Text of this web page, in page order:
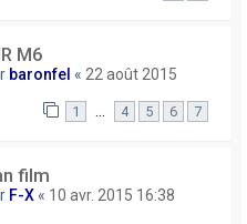
M6
baronfel « 22 août 2015
1 … 4 5 6 7
film
F-X « 10 avr. 2015 16:38